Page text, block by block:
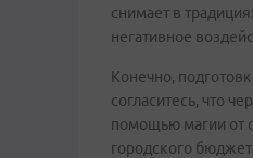
снимает в
негативное
Конечно,
согласитесь, что
помощью магии от
городского